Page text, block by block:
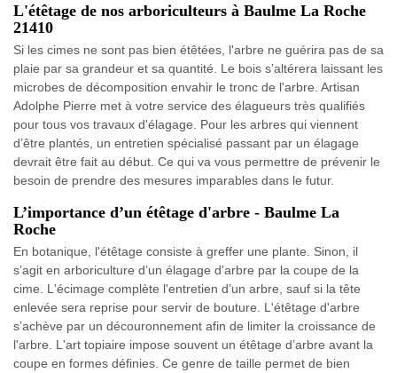
L'étêtage de nos arboriculteurs à Baulme La Roche
21410
Si les cimes ne sont pas bien étêtées, l'arbre ne guérira pas de sa
plaie par sa grandeur et sa quantité. Le bois s’altérera laissant les
microbes de décomposition envahir le tronc de l'arbre. Artisan
Adolphe Pierre met à votre service des élagueurs très qualifiés
pour tous vos travaux d'élagage. Pour les arbres qui viennent
d’être plantés, un entretien spécialisé passant par un élagage
devrait être fait au début. Ce qui va vous permettre de prévenir le
besoin de prendre des mesures imparables dans le futur.
L’importance d’un étêtage d'arbre - Baulme La
Roche
En botanique, l'étêtage consiste à greffer une plante. Sinon, il
s’agit en arboriculture d’un élagage d'arbre par la coupe de la
cime. L'écimage complète l'entretien d’un arbre, sauf si la tête
enlevée sera reprise pour servir de bouture. L'étêtage d'arbre
s’achève par un découronnement afin de limiter la croissance de
l'arbre. L'art topiaire impose souvent un étêtage d’arbre avant la
coupe en formes définies. Ce genre de taille permet de bien